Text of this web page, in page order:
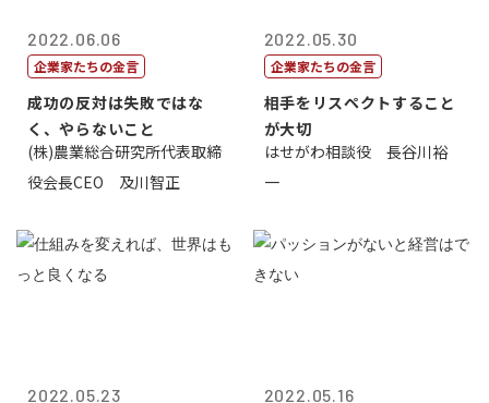
2022.06.06
企業家たちの金言
成功の反対は失敗ではな
く、やらないこと
(株)農業総合研究所代表取締
役会長CEO 及川智正
2022.05.30
企業家たちの金言
相手をリスペクトすること
が大切
はせがわ相談役 長谷川裕
一
2022.05.23 2022.05.16